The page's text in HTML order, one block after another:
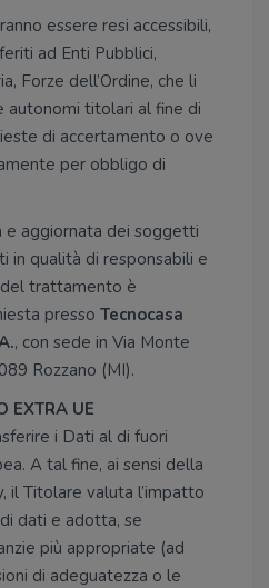
essere resi accessibili,
ad Enti Pubblici,
Forze dell’Ordine, che li
autonomi titolari al fine di
di accertamento o ove
per obbligo di
e aggiornata dei soggetti
in qualità di responsabili e
trattamento è
presso Tecnocasa
, con sede in Via Monte
Rozzano (MI).
EXTRA UE
i Dati al di fuori
A tal fine, ai sensi della
il Titolare valuta l’impatto
dati e adotta, se
più appropriate (ad
di adeguatezza o le